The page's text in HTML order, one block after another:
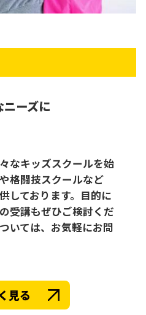
ーズに
なキッズスクールを始
格闘技スクールなど
しております。目的に
受講もぜひご検討くだ
いては、お気軽にお問
見る